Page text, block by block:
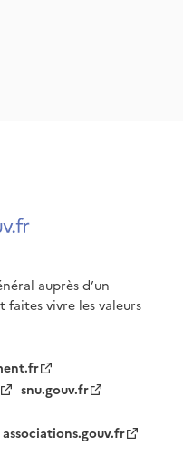
auprès d’un
faites vivre les valeurs
snu.gouv.fr
associations.gouv.fr